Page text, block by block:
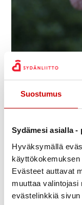
Suostumus
Sydämesi asialla -
Hyväksymällä
Evästeet auttavat
muuttaa
evästelinkkiä
Kati
Päivitetty
Jaa WhatsappJaa Facebook
Jaa
Mieli ry järjestää
tapahtumaviikon.
http://mieliek.fi/